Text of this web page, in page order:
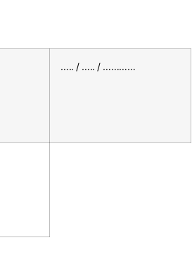
….. / ….. / …………